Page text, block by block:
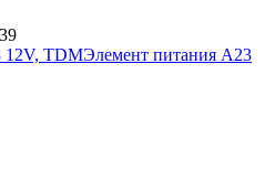
12V, TDMЭлемент питания A23